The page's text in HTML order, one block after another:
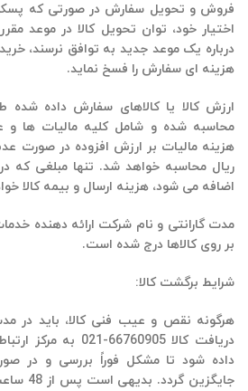
فروش و تحویل سفارش در صورتی که
اختیار خود، توان تحویل کالا در موعد
درباره یک موعد جدید به توافق نرسند،
هزینه ای سفارش را فسخ نماید.
ارزش کالا یا کالاهای سفارش داده
محاسبه شده و شامل کلیه مالیات ها
هزینه مالیات بر ارزش افزوده در صورت
ریال محاسبه خواهد شد. تنها مبلغی که
اضافه می شود، هزینه ارسال و بیمه کالا
مدت گارانتی و نام شرکت ارائه دهنده
بر روی کالاها درج شده است.
شرایط برگشت کالا:
دریافت کالا
داده شود تا مشکل فوراً بررسی و در